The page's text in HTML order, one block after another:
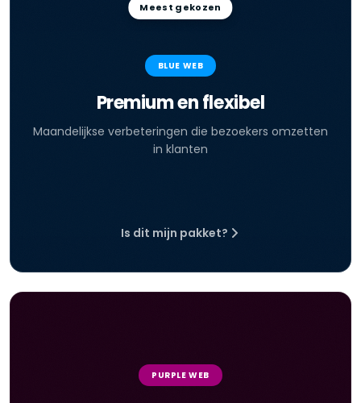
Meest gekozen
BLUE WEB
Premium en flexibel
Maandelijkse verbeteringen die bezoekers omzetten
in klanten
Is dit mijn pakket?
PURPLE WEB